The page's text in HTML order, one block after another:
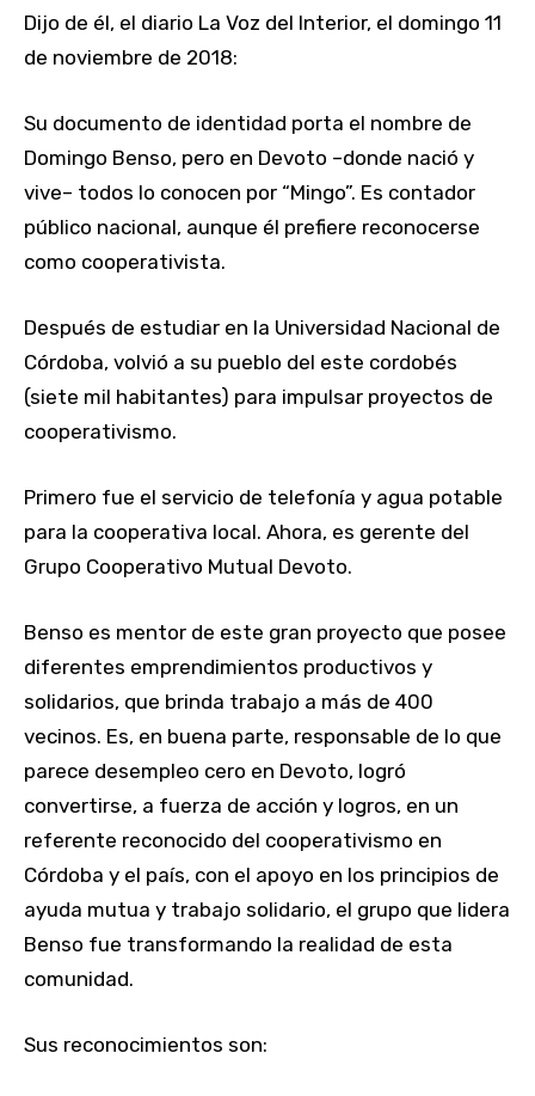
Dijo de él, el diario La Voz del Interior, el domingo 11
de noviembre de 2018:
Su documento de identidad porta el nombre de
Domingo Benso, pero en Devoto –donde nació y
vive– todos lo conocen por “Mingo”. Es contador
público nacional, aunque él prefiere reconocerse
como cooperativista.
Después de estudiar en la Universidad Nacional de
Córdoba, volvió a su pueblo del este cordobés
(siete mil habitantes) para impulsar proyectos de
cooperativismo.
Primero fue el servicio de telefonía y agua potable
para la cooperativa local. Ahora, es gerente del
Grupo Cooperativo Mutual Devoto.
Benso es mentor de este gran proyecto que posee
diferentes emprendimientos productivos y
solidarios, que brinda trabajo a más de 400
vecinos. Es, en buena parte, responsable de lo que
parece desempleo cero en Devoto, logró
convertirse, a fuerza de acción y logros, en un
referente reconocido del cooperativismo en
Córdoba y el país, con el apoyo en los principios de
ayuda mutua y trabajo solidario, el grupo que lidera
Benso fue transformando la realidad de esta
comunidad.
Sus reconocimientos son: